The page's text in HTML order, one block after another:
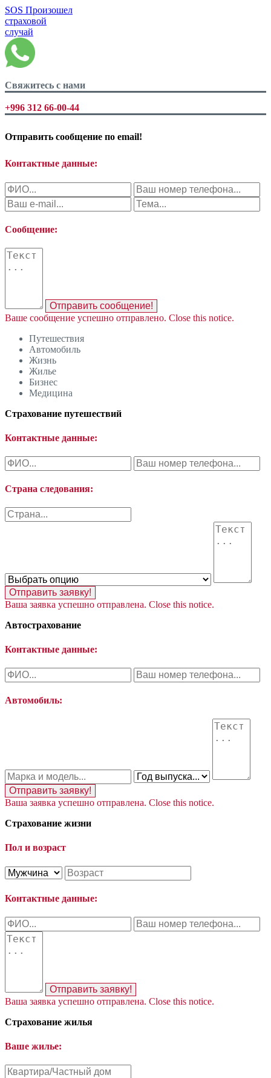
SOS Произошел
страховой
случай
Свяжитесь с нами
+996 312 66-00-44
Отправить сообщение по email!
Контактные данные:
Сообщение:
Отправить сообщение!
Ваше сообщение успешно отправлено. Close this notice.
Путешествия
Автомобиль
Жизнь
Жилье
Бизнес
Медицина
Страхование путешествий
Контактные данные:
Страна следования:
Отправить заявку!
Ваша заявка успешно отправлена. Close this notice.
Автострахование
Контактные данные:
Автомобиль:
Отправить заявку!
Ваша заявка успешно отправлена. Close this notice.
Страхование жизни
Пол и возраст
Контактные данные:
Отправить заявку!
Ваша заявка успешно отправлена. Close this notice.
Страхование жилья
Ваше жилье: